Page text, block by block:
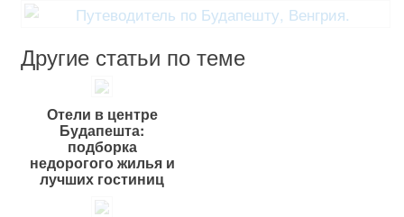
Другие статьи по теме
Отели в центре
Будапешта:
подборка
недорогого жилья и
лучших гостиниц